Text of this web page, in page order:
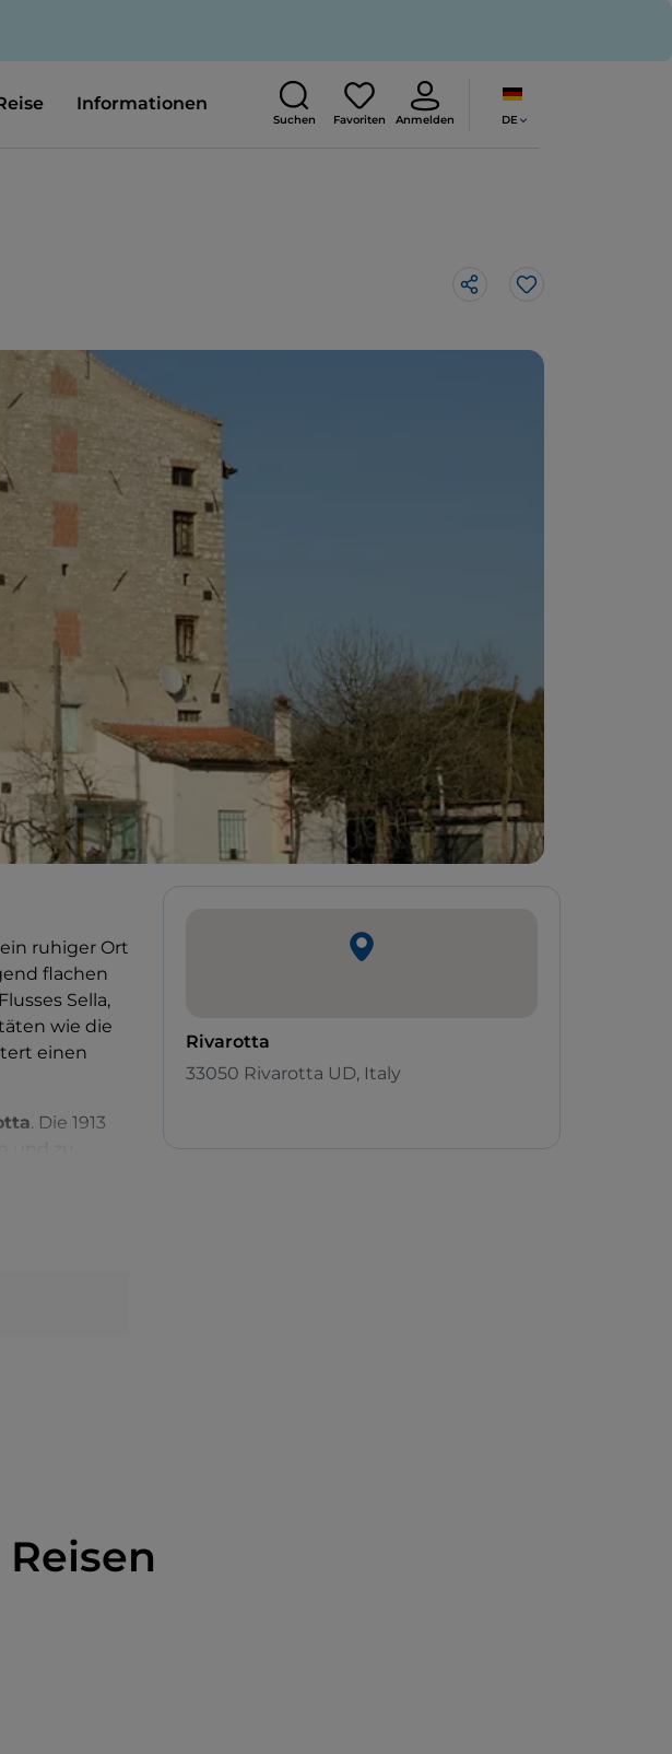
Informationen
Suchen Favoriten Anmelden DE
Like
ruhiger Ort
flachen
Sella,
wie die
einen
. Die 1913
aber
Rivarotta
33050 Rivarotta UD, Italy